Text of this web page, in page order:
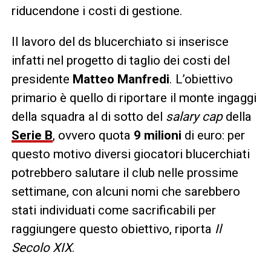
riducendone i costi di gestione.
Il lavoro del ds blucerchiato si inserisce
infatti nel progetto di taglio dei costi del
presidente Matteo Manfredi. L’obiettivo
primario è quello di riportare il monte ingaggi
della squadra al di sotto del salary capdella
Serie B, ovvero quota 9 milioni di euro: per
questo motivo diversi giocatori blucerchiati
potrebbero salutare il club nelle prossime
settimane, con alcuni nomi che sarebbero
stati individuati come sacrificabili per
raggiungere questo obiettivo, riporta Il
Secolo XIX.